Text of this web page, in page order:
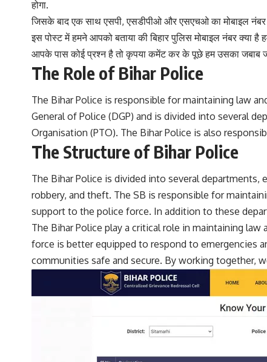
होगा.
जिसके बाद एक साथ एसपी, एसडीपीओ और एसएचओ का मोबाइल
इस पोस्ट में हमने आपको बताया की बिहार पुलिस मोबाइल नंबर क्या है
आपके पास कोई प्रश्न है तो कृपया कमेंट कर के पूछे हम उसका जबाब
The Role of Bihar Police
The Bihar Police is responsible for maintaining law
General of Police (DGP) and is divided into several
Organisation (PTO). The Bihar Police is also
The Structure of Bihar Police
The Bihar Police is divided into several
robbery, and theft. The SB is responsible for
support to the police force. In addition to these
The Bihar Police play a critical role in maintaining
force is better equipped to respond to emergencies
communities safe and secure. By working together,